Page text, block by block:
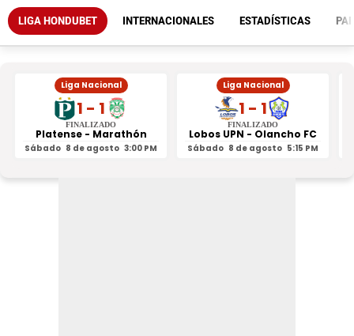
LIGA HONDUBET INTERNACIONALES ESTADÍSTICAS
Liga Nacional
1 - 1
FINALIZADO
Platense - Marathón
Sábado 8 de agosto 3:00 PM
Liga Nacional
1 - 1
FINALIZADO
Lobos UPN - Olancho FC
Sábado 8 de agosto 5:15 PM